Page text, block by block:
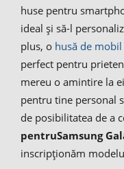
huse pentru
ideal și să-l
plus, o husă de
perfect pentru
mereu o amintire la
pentru tine personal
de posibilitatea de a
pentruSamsung
inscripționăm